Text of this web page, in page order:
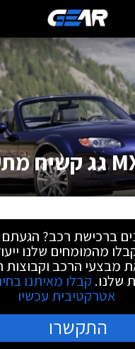
ברכישת רכב?
מהמומחים שלנו
מבצעי הרכב וקבוצות
שלנו. קבלו מאיתנו
אטרקטיבית עכשיו
התקשרו